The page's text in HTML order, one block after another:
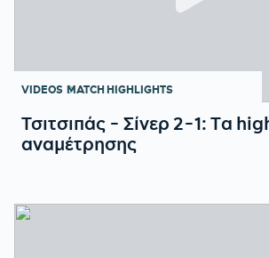
VIDEOS MATCH HIGHLIGHTS
Τσιτσιπάς - Σίνερ 2-1: Tα
αναμέτρησης